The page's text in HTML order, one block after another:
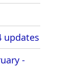
updates
-